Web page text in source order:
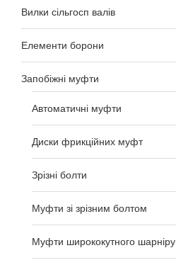
Вилки сільгосп валів
Елементи борони
Запобіжні муфти
Автоматичні муфти
Диски фрикційних муфт
Зрізні болти
Муфти зі зрізним болтом
Муфти ширококутного шарніру